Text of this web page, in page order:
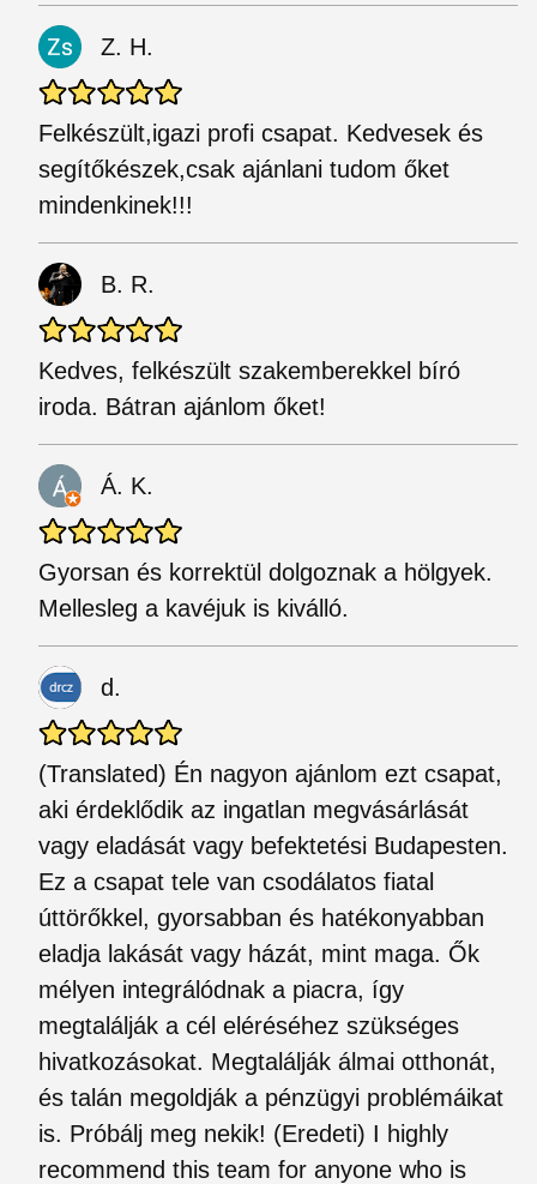
Z. H.
Felkészült,igazi profi csapat. Kedvesek és
segítőkészek,csak ajánlani tudom őket
mindenkinek!!!
B. R.
Kedves, felkészült szakemberekkel bíró
iroda. Bátran ajánlom őket!
Á. K.
Gyorsan és korrektül dolgoznak a hölgyek.
Mellesleg a kavéjuk is kiválló.
d.
(Translated) Én nagyon ajánlom ezt csapat,
aki érdeklődik az ingatlan megvásárlását
vagy eladását vagy befektetési Budapesten.
Ez a csapat tele van csodálatos fiatal
úttörőkkel, gyorsabban és hatékonyabban
eladja lakását vagy házát, mint maga. Ők
mélyen integrálódnak a piacra, így
megtalálják a cél eléréséhez szükséges
hivatkozásokat. Megtalálják álmai otthonát,
és talán megoldják a pénzügyi problémáikat
is. Próbálj meg nekik! (Eredeti) I highly
recommend this team for anyone who is